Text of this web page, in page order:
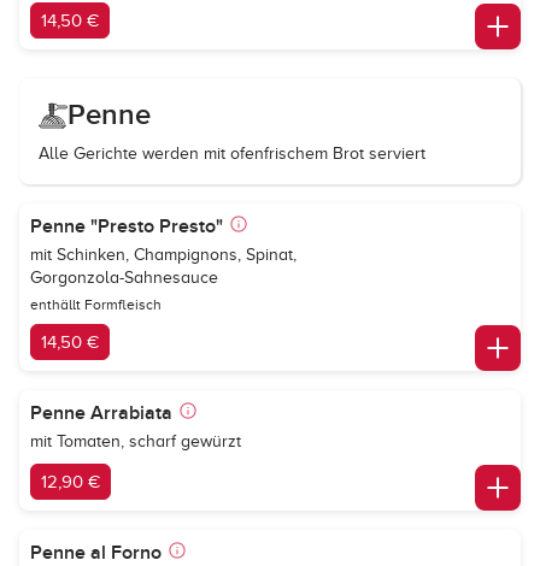
14,50 €
Penne
Alle Gerichte werden mit ofenfrischem Brot serviert
Penne "Presto Presto"
mit Schinken, Champignons, Spinat,
Gorgonzola-Sahnesauce
enthällt Formfleisch
14,50 €
Penne Arrabiata
mit Tomaten, scharf gewürzt
12,90 €
Penne al Forno